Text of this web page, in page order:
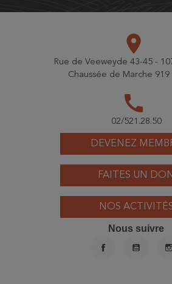
DEVENEZ
FAITES UN DON
NOS
place
Rue de Veeweyde 43-45 -
Chaussée de Marche 919
call
02/521.28.50
Nous suivre